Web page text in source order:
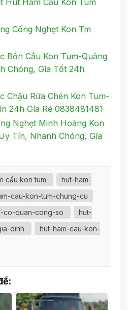
Cống Nghẹt Kon Tm
Bồn Cầu Kon Tum-Quảng
Chóng, Gía Tốt 24h
Chậu Rửa Chén Kon Tum-
24h Gía Rẻ 0838481481
Nghẹt Minh Hoàng Kon
Tín, Nhanh Chóng, Gía
cầu kon tum
hut-ham-
cau-kon-tum-chung-cu
co-quan-cong-so
hut-
dinh
hut-ham-cau-kon-